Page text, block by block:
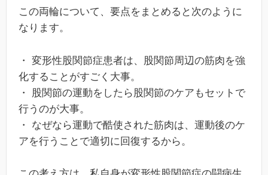
この両輪について、要点をまとめると次のように
なります。
・ 変形性股関節症患者は、股関節周辺の筋肉を強
化することがすごく大事。
・ 股関節の運動をしたら股関節のケアもセットで
行うのが大事。
・ なぜなら運動で酷使された筋肉は、運動後のケ
アを行うことで適切に回復するから。